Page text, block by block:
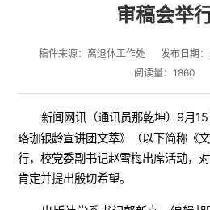
审稿会举
稿件来源：离退休工作处
发布日期
阅读量： 1860
新闻网讯（通讯员那乾坤）9月
珞珈银龄宣讲团文萃》（以下简称《
行，校党委副书记赵雪梅出席活动，
肯定并提出殷切希望。